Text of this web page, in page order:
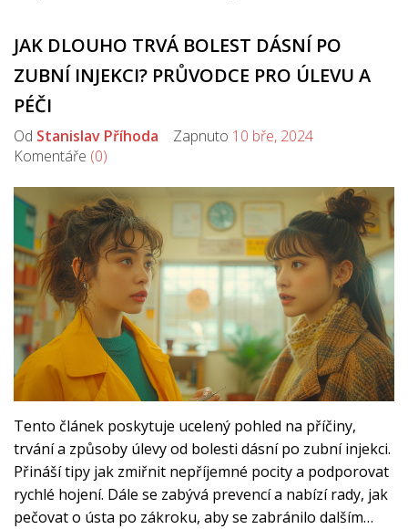
JAK DLOUHO TRVÁ BOLEST DÁSNÍ PO
ZUBNÍ INJEKCI? PRŮVODCE PRO ÚLEVU A
PÉČI
Od Stanislav Příhoda Zapnuto 10 bře, 2024
Komentáře (0)
Tento článek poskytuje ucelený pohled na příčiny,
trvání a způsoby úlevy od bolesti dásní po zubní injekci.
Přináší tipy jak zmiřnit nepříjemné pocity a podporovat
rychlé hojení. Dále se zabývá prevencí a nabízí rady, jak
pečovat o ústa po zákroku, aby se zabránilo dalším